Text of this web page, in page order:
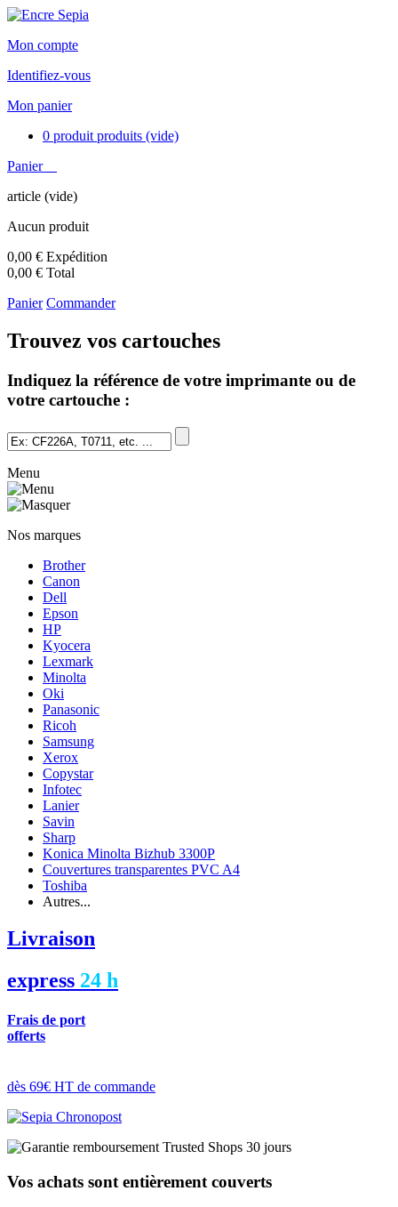
Mon compte
Identifiez-vous
Mon panier
0 produit produits (vide)
Panier
article (vide)
Aucun produit
0,00 € Expédition
0,00 € Total
Panier Commander
Trouvez vos cartouches
Indiquez la référence de votre imprimante ou de
votre cartouche :
Menu
Nos marques
Brother
Canon
Dell
Epson
HP
Kyocera
Lexmark
Minolta
Oki
Panasonic
Ricoh
Samsung
Xerox
Copystar
Infotec
Lanier
Savin
Sharp
Konica Minolta Bizhub 3300P
Couvertures transparentes PVC A4
Toshiba
Autres...
Livraison
express 24 h
Frais de port
offerts
dès 69€ HT de commande
Vos achats sont entièrement couverts